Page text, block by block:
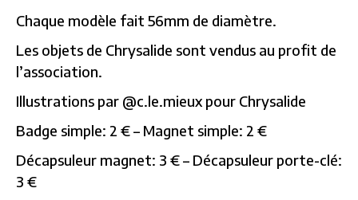
Chaque modèle fait 56mm de diamètre.
Les objets de Chrysalide sont vendus au profit de
l’association.
Illustrations par @c.le.mieux pour Chrysalide
Badge simple: 2 € – Magnet simple: 2 €
Décapsuleur magnet: 3 € – Décapsuleur porte-clé:
3 €